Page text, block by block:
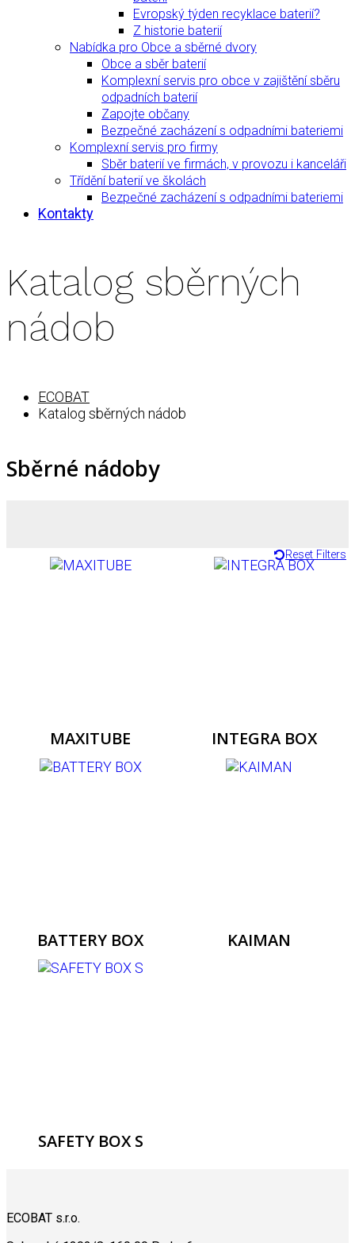
Evropský týden recyklace baterií?
Z historie baterií
Nabídka pro Obce a sběrné dvory
Obce a sběr baterií
Komplexní servis pro obce v zajištění sběru
odpadních baterií
Zapojte občany
Bezpečné zacházení s odpadními bateriemi
Komplexní servis pro firmy
Sběr baterií ve firmách, v provozu i kanceláři
Třídění baterií ve školách
Bezpečné zacházení s odpadními bateriemi
Kontakty
Katalog sběrných
nádob
ECOBAT
Katalog sběrných nádob
Sběrné nádoby
Reset Filters
MAXITUBE INTEGRA BOX
BATTERY BOX KAIMAN
SAFETY BOX S
ECOBAT s.r.o.